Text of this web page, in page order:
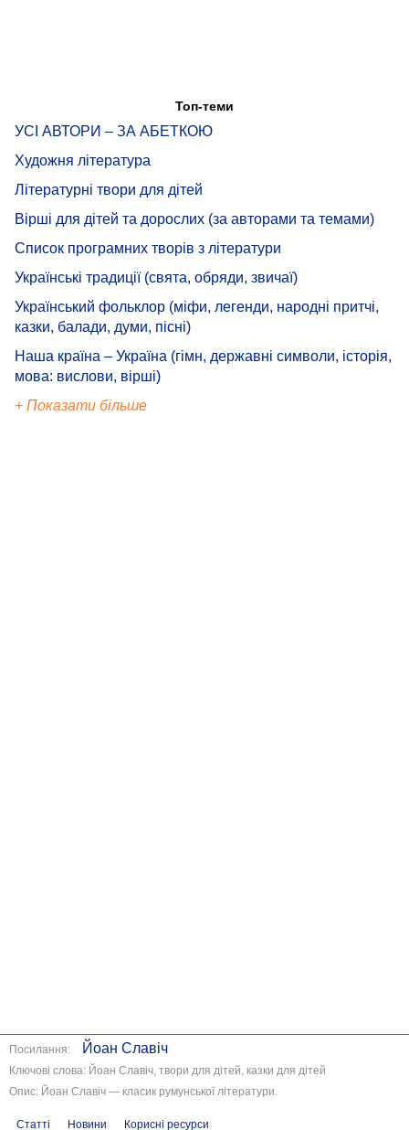
Топ-теми
УСІ АВТОРИ – ЗА АБЕТКОЮ
Художня література
Літературні твори для дітей
Вірші для дітей та дорослих (за авторами та темами)
Список програмних творів з літератури
Українські традиції (свята, обряди, звичаї)
Український фольклор (міфи, легенди, народні притчі,
казки, балади, думи, пісні)
Наша країна – Україна (гімн, державні символи, історія,
мова: вислови, вірші)
+ Показати більше
Посилання: Йоан Славіч
Ключові слова: Йоан Славіч, твори для дітей, казки для дітей
Опис: Йоан Славіч — класик румунської літератури.
Статті Новини Корисні ресурси